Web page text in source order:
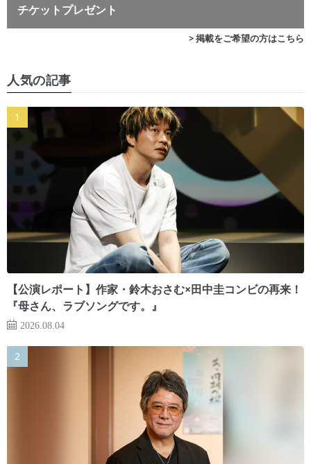
チケットプレゼント
> 掲載をご希望の方はこちら
人気の記事
【公演レポート】作家・鈴木おさむ×田中圭コンビの再来！
『母さん、ラブソングです。』
2026.08.04